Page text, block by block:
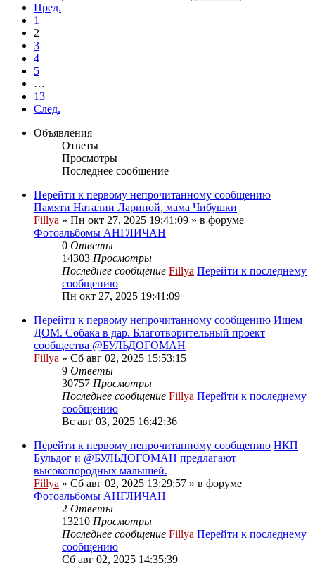
Пред.
1
2
3
4
5
…
13
След.
Объявления
Ответы
Просмотры
Последнее сообщение
Перейти к первому непрочитанному сообщению
Памяти Наталии Лариной, мама Чибушки
Fillya » Пн окт 27, 2025 19:41:09 » в форуме
Фотоальбомы АНГЛИЧАН
0 Ответы
14303 Просмотры
Последнее сообщение Fillya Перейти к последнему
сообщению
Пн окт 27, 2025 19:41:09
Перейти к первому непрочитанному сообщению Ищем
ДОМ. Собака в дар. Благотворительный проект
сообщества @БУЛЬДОГОМАН
Fillya » Сб авг 02, 2025 15:53:15
9 Ответы
30757 Просмотры
Последнее сообщение Fillya Перейти к последнему
сообщению
Вс авг 03, 2025 16:42:36
Перейти к первому непрочитанному сообщению НКП
Бульдог и @БУЛЬДОГОМАН предлагают
высокопородных малышей.
Fillya » Сб авг 02, 2025 13:29:57 » в форуме
Фотоальбомы АНГЛИЧАН
2 Ответы
13210 Просмотры
Последнее сообщение Fillya Перейти к последнему
сообщению
Сб авг 02, 2025 14:35:39